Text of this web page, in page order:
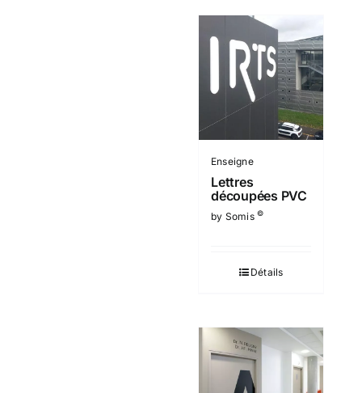
Enseigne
Lettres
découpées PVC
by Somis©
Détails